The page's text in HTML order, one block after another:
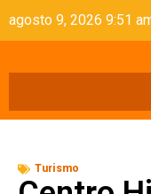
agosto 9, 2026 9:51
Turismo